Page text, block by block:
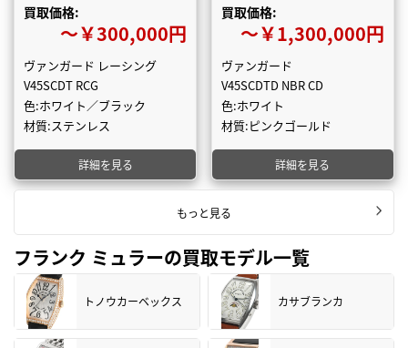
買取価格:
〜￥300,000円
ヴァンガード レーシング
V45SCDT RCG
色:ホワイト／ブラック
材質:ステンレス
詳細を見る
買取価格:
〜￥1,300,000円
ヴァンガード
V45SCDTD NBR CD
色:ホワイト
材質:ピンクゴールド
詳細を見る
もっと見る
フランク ミュラーの買取モデル一覧
トノウカーベックス カサブランカ